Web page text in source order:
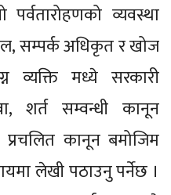
पर्वतारोहणको व्यवस्था
सम्पर्क अधिकृत र खोज
व्यक्ति मध्ये सरकारी
शर्त सम्वन्धी कानून
कानून बमोजिम
लेखी पठाउनु पर्नेछ ।